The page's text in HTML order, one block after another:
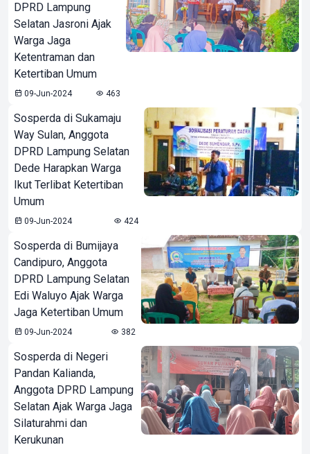
DPRD Lampung
Selatan Jasroni Ajak
Warga Jaga
Ketentraman dan
Ketertiban Umum
09-Jun-2024 463
Sosperda di Sukamaju
Way Sulan, Anggota
DPRD Lampung Selatan
Dede Harapkan Warga
Ikut Terlibat Ketertiban
Umum
09-Jun-2024 424
Sosperda di Bumijaya
Candipuro, Anggota
DPRD Lampung Selatan
Edi Waluyo Ajak Warga
Jaga Ketertiban Umum
09-Jun-2024 382
Sosperda di Negeri
Pandan Kalianda,
Anggota DPRD Lampung
Selatan Ajak Warga Jaga
Silaturahmi dan
Kerukunan